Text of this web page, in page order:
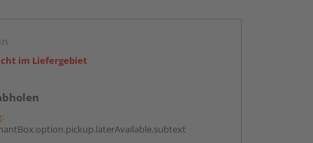
im Liefergebiet